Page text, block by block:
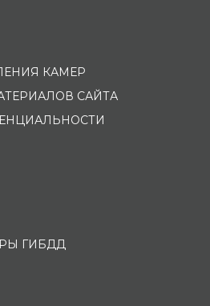
КАМЕР
САЙТА
ГИБДД